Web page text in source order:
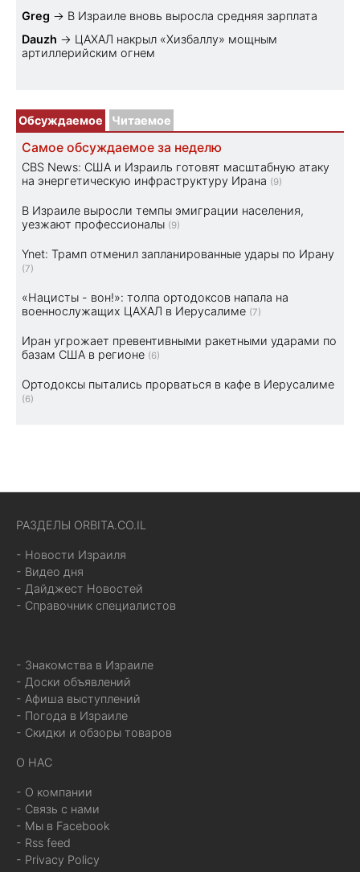
Greg → В Израиле вновь выросла средняя зарплата
Dauzh → ЦАХАЛ накрыл «Хизбаллу» мощным
артиллерийским огнем
Обсуждаемое Читаемое
Самое обсуждаемое за неделю
CBS News: США и Израиль готовят масштабную атаку
на энергетическую инфраструктуру Ирана (9)
В Израиле выросли темпы эмиграции населения,
уезжают профессионалы (9)
Ynet: Трамп отменил запланированные удары по Ирану
(7)
«Нацисты - вон!»: толпа ортодоксов напала на
военнослужащих ЦАХАЛ в Иерусалиме (7)
Иран угрожает превентивными ракетными ударами по
базам США в регионе (6)
Ортодоксы пытались прорваться в кафе в Иерусалиме
(6)
РАЗДЕЛЫ ORBITA.CO.IL
- Новости Израиля
- Видео дня
- Дайджест Новостей
- Справочник специалистов
- Знакомства в Израиле
- Доски объявлений
- Афиша выступлений
- Погода в Израиле
- Скидки и обзоры товаров
О НАС
- О компании
- Связь с нами
- Мы в Facebook
- Rss feed
- Privacy Policy